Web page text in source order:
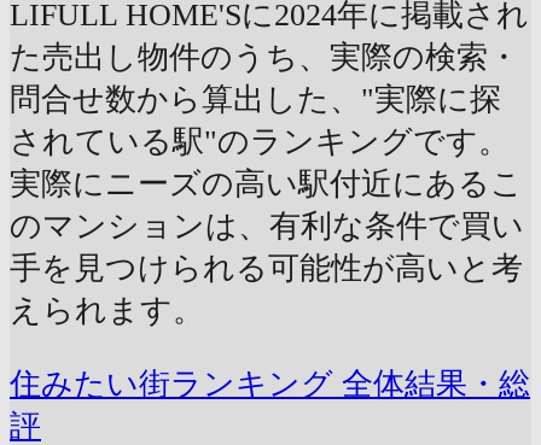
LIFULL HOME'Sに2024年に掲載され
た売出し物件のうち、実際の検索・
問合せ数から算出した、"実際に探
されている駅"のランキングです。
実際にニーズの高い駅付近にあるこ
のマンションは、有利な条件で買い
手を見つけられる可能性が高いと考
えられます。
住みたい街ランキング 全体結果・総
評